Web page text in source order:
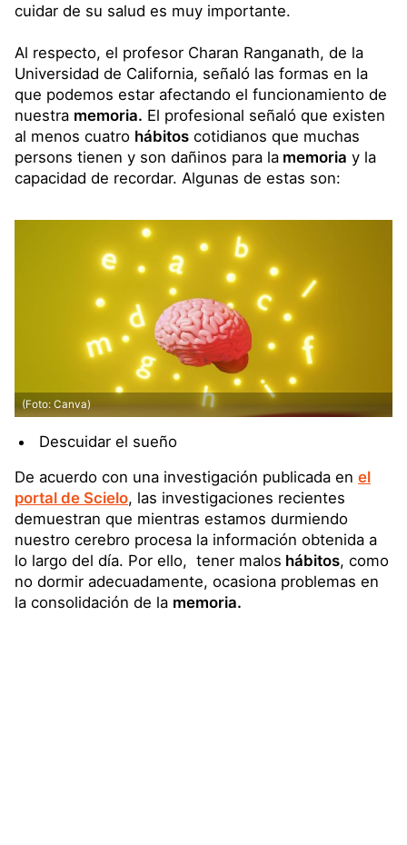
cuidar de su salud es muy importante.
Al respecto, el profesor Charan Ranganath, de la
Universidad de California, señaló las formas en la
que podemos estar afectando el funcionamiento de
nuestra memoria. El profesional señaló que existen
al menos cuatro hábitos cotidianos que muchas
persons tienen y son dañinos para la memoria y la
capacidad de recordar. Algunas de estas son:
(Foto: Canva)
Descuidar el sueño
De acuerdo con una investigación publicada en el
portal de Scielo, las investigaciones recientes
demuestran que mientras estamos durmiendo
nuestro cerebro procesa la información obtenida a
lo largo del día. Por ello, tener malos hábitos, como
no dormir adecuadamente, ocasiona problemas en
la consolidación de la memoria.